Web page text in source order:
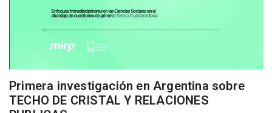
Primera investigación en Argentina sobre
TECHO DE CRISTAL Y RELACIONES